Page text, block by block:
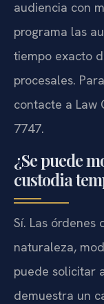
audiencia con
programa las
tiempo exacto
procesales.
contacte a Law
7747.
¿Se puede
custodia
Sí. Las órdenes
naturaleza,
puede solicitar
demuestra un